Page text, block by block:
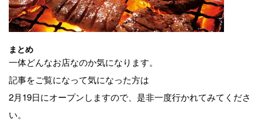
まとめ
一体どんなお店なのか気になります。
記事をご覧になって気になった方は
2月19日にオープンしますので、是非一度行かれてみてくださ
い。